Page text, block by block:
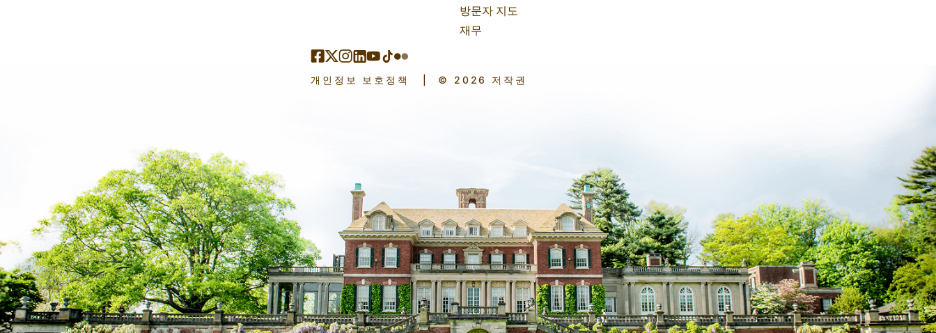
방문자 지도
재무
개인정보 보호정책 © 2026 저작권